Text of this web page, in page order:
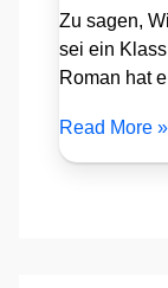
Zu sagen,
sei ein
Roman hat
Read More »